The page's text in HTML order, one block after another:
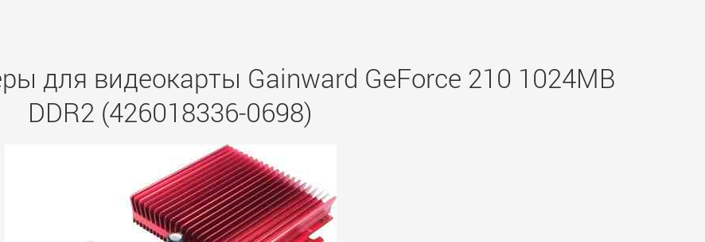
для видеокарты Gainward GeForce 210 1024MB
DDR2 (426018336-0698)